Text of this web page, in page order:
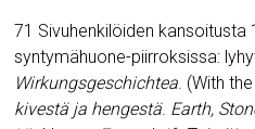
71 Sivuhenkilöiden kansoitusta
syntymähuone-piirroksissa:
Wirkungsgeschichtea. (With
kivestä ja hengestä. Earth,